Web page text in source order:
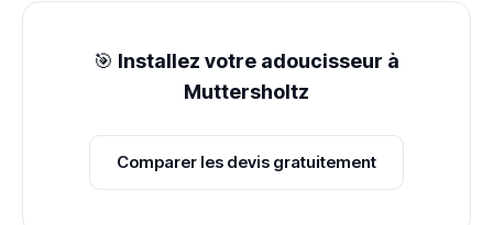
🎯 Installez votre adoucisseur à
Muttersholtz
Comparer les devis gratuitement